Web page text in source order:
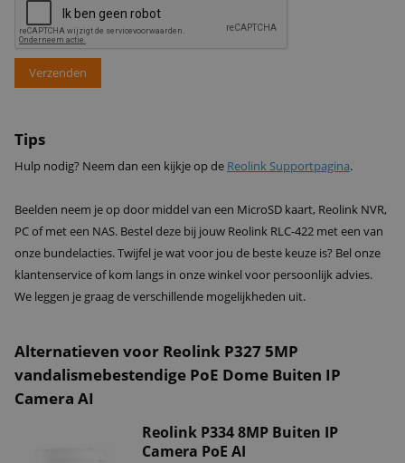
Verzenden
Tips
Hulp nodig? Neem dan een kijkje op de Reolink Supportpagina.
Beelden neem je op door middel van een MicroSD kaart, Reolink NVR,
PC of met een NAS. Bestel deze bij jouw Reolink RLC-422 met een van
onze bundelacties. Twijfel je wat voor jou de beste keuze is? Bel onze
klantenservice of kom langs in onze winkel voor persoonlijk advies.
We leggen je graag de verschillende mogelijkheden uit.
Alternatieven voor Reolink P327 5MP
vandalismebestendige PoE Dome Buiten IP
Camera AI
Reolink P334 8MP Buiten IP
Camera PoE AI